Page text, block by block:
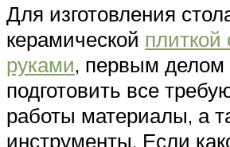
Для изготовления
керамической плиткой
руками, первым делом
подготовить все
работы материалы, а
инструменты. Если